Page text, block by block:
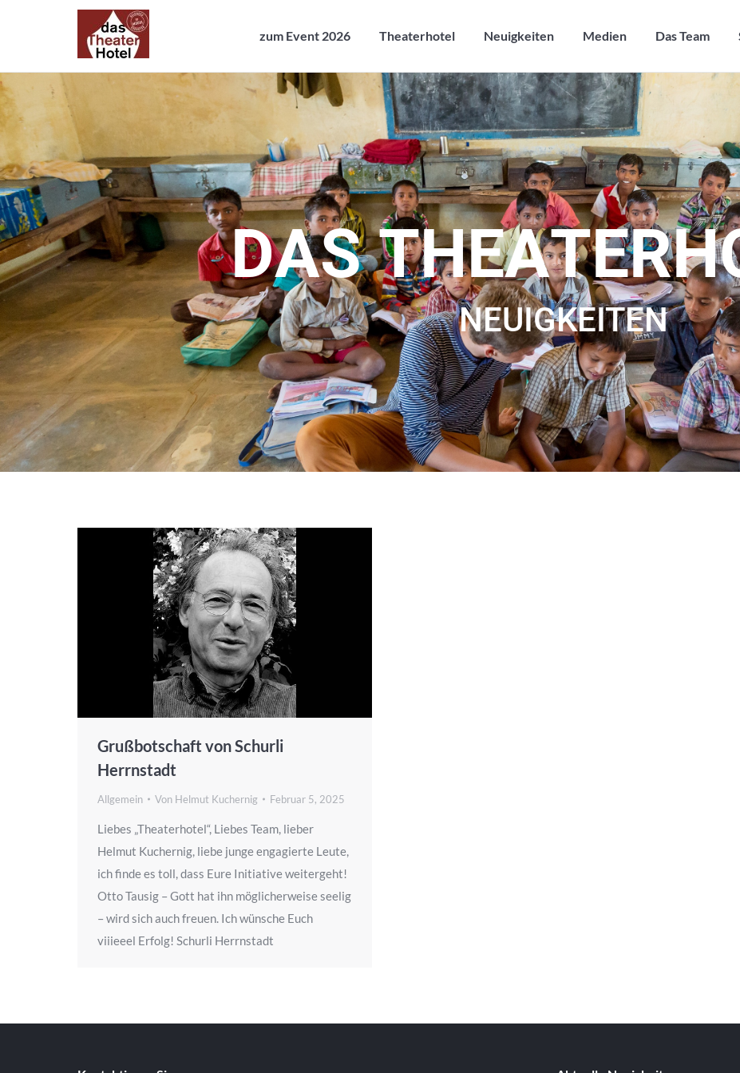
zum Event 2026 Theaterhotel Neuigkeiten Medien Das Team
DAS THEATERH
NEUIGKEITEN
Grußbotschaft von Schurli
Herrnstadt
Allgemein Von Helmut Kuchernig Februar 5, 2025
Liebes „Theaterhotel“, Liebes Team, lieber
Helmut Kuchernig, liebe junge engagierte Leute,
ich finde es toll, dass Eure Initiative weitergeht!
Otto Tausig – Gott hat ihn möglicherweise seelig
– wird sich auch freuen. Ich wünsche Euch
viiieeel Erfolg! Schurli Herrnstadt
zum Event 2026 Theaterhotel Neuigkeiten Medien Das Team